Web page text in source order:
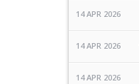
14 APR 2026
14 APR 2026
14 APR 2026